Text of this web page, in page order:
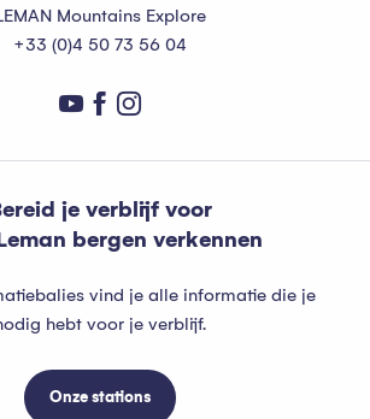
Mountains Explore
+33 (0)4 50 73 56 04
je verblijf voor
bergen verkennen
vind je alle informatie die je
hebt voor je verblijf.
Onze stations